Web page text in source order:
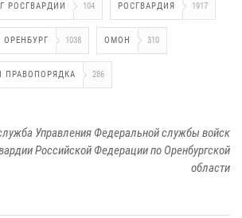
РОСГВАРДИИ 104 РОСГВАРДИЯ 1917
ОРЕНБУРГ 1038 ОМОН 310
ПРАВОПОРЯДКА 286
Управления Федеральной службы войск
Российской Федерации по Оренбургской
области